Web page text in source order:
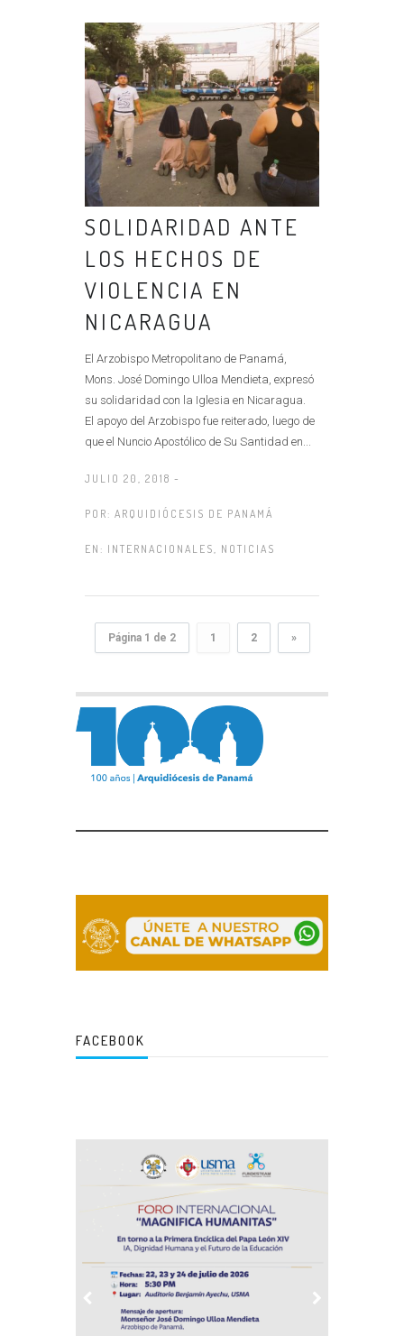
SOLIDARIDAD ANTE
LOS HECHOS DE
VIOLENCIA EN
NICARAGUA
El Arzobispo Metropolitano de Panamá,
Mons. José Domingo Ulloa Mendieta, expresó
su solidaridad con la Iglesia en Nicaragua.
El apoyo del Arzobispo fue reiterado, luego de
que el Nuncio Apostólico de Su Santidad en...
JULIO 20, 2018 -
POR: ARQUIDIÓCESIS DE PANAMÁ
EN: INTERNACIONALES, NOTICIAS
Página 1 de 2 1 2 »
FACEBOOK